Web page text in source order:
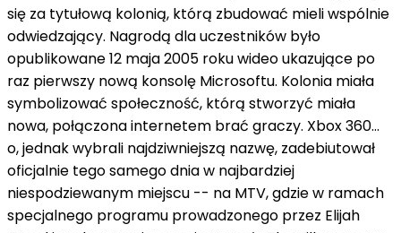
się za tytułową kolonią, którą zbudować mieli wspólnie
odwiedzający. Nagrodą dla uczestników było
opublikowane 12 maja 2005 roku wideo ukazujące po
raz pierwszy nową konsolę Microsoftu. Kolonia miała
symbolizować społeczność, którą stworzyć miała
nowa, połączona internetem brać graczy. Xbox 360…
o, jednak wybrali najdziwniejszą nazwę, zadebiutował
oficjalnie tego samego dnia w najbardziej
niespodziewanym miejscu -- na MTV, gdzie w ramach
specjalnego programu prowadzonego przez Elijah